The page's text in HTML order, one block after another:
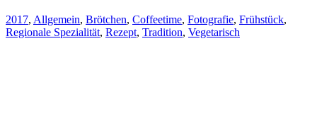
2017, Allgemein, Brötchen, Coffeetime, Fotografie, Frühstück,
Regionale Spezialität, Rezept, Tradition, Vegetarisch